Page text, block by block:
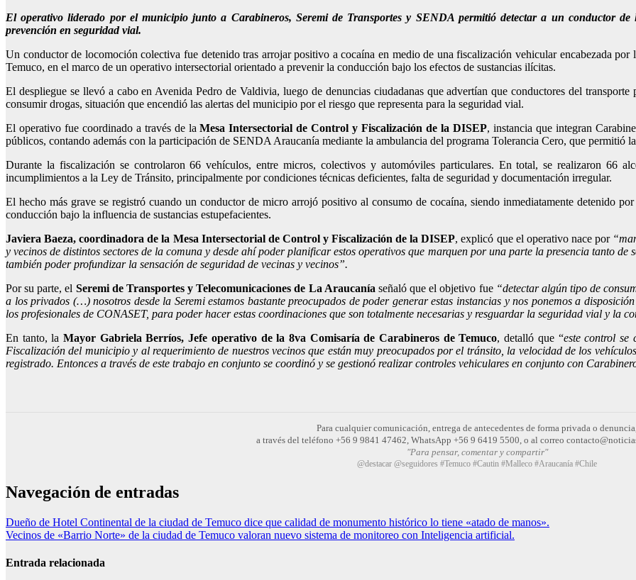
El operativo liderado por el municipio junto a Carabineros, Seremi de Transportes y SENDA permitió detectar a un conductor
prevención en seguridad vial.
Un conductor de locomoción colectiva fue detenido tras arrojar positivo a cocaína en medio de una fiscalización vehicular encabezada por
Temuco, en el marco de un operativo intersectorial orientado a prevenir la conducción bajo los efectos de sustancias ilícitas.
El despliegue se llevó a cabo en Avenida Pedro de Valdivia, luego de denuncias ciudadanas que advertían que conductores del
consumir drogas, situación que encendió las alertas del municipio por el riesgo que representa para la seguridad vial.
El operativo fue coordinado a través de laMesa Intersectorial de Control y Fiscalización de la DISEP, instancia que integran
públicos, contando además con la participación de SENDA Araucanía mediante la ambulancia del programa Tolerancia Cero, que permitió
Durante la fiscalización se controlaron 66 vehículos, entre micros, colectivos y automóviles particulares. En total, se realizaron 66
incumplimientos a la Ley de Tránsito, principalmente por condiciones técnicas deficientes, falta de seguridad y documentación irregular.
El hecho más grave se registró cuando un conductor de micro arrojó positivo al consumo de cocaína, siendo inmediatamente detenido
conducción bajo la influencia de sustancias estupefacientes.
Javiera Baeza, coordinadora de la Mesa Intersectorial de Control y Fiscalización de la DISEP, explicó que el operativo nace por
y vecinos de distintos sectores de la comuna y desde ahí poder planificar estos operativos que marquen por una parte la presencia tanto
también poder profundizar la sensación de seguridad de vecinas y vecinos”.
Por su parte, el Seremi de Transportes y Telecomunicaciones de La Araucanía señaló que el objetivo fue “detectar algún tipo de
a los privados (…) nosotros desde la Seremi estamos bastante preocupados de poder generar estas instancias y nos ponemos a
los profesionales de CONASET, para poder hacer estas coordinaciones que son totalmente necesarias y resguardar la seguridad vial y la
En tanto, laMayor Gabriela Berríos, Jefe operativo de la 8va Comisaría de Carabineros de Temuco, detalló que “este control se
Fiscalización del municipio y al requerimiento de nuestros vecinos que están muy preocupados por el tránsito, la velocidad de los
registrado. Entonces a través de este trabajo en conjunto se coordinó y se gestionó realizar controles vehiculares en conjunto con
Para cualquier comunicación, entrega de antecedentes de forma privada o denuncia,
a través del teléfono +56 9 9841 47462, WhatsApp +56 9 6419 5500, o al correo
"Para pensar, comentar y compartir"
@destacar @seguidores #Temuco #Cautin #Malleco #Araucanía #Chile
Navegación de entradas
Dueño de Hotel Continental de la ciudad de Temuco dice que calidad de monumento histórico lo tiene «atado de manos».
Vecinos de «Barrio Norte» de la ciudad de Temuco valoran nuevo sistema de monitoreo con Inteligencia artificial.
Entrada relacionada